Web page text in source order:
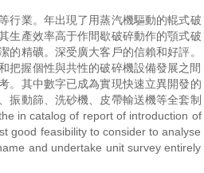
行業。年出現了用蒸汽機驅動的輥式破
生產效率高于作間歇破碎動作的顎式破
精礦。深受廣大客戶的信賴和好評。
把握個性與共性的破碎機設備發展之間
。其中數字已成為實現快速立異開發的
振動篩、洗砂機、皮帶輸送機等全套制
in catalog of report of introduction of
good feasibility to consider to analyse
and undertake unit survey entirely